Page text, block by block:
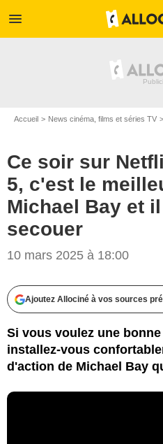
menu
Accueil News cinéma, films et séries TV
Ce soir sur
5, c'est le
Michael Bay et
secouer
10 mars 2025 à 18:00
Ajoutez Allociné à vos sources
Si vous voulez une
installez-vous
d'action de Michael Bay